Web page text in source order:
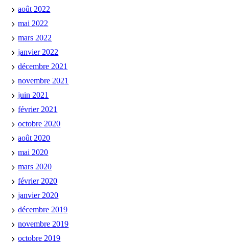
août 2022
mai 2022
mars 2022
janvier 2022
décembre 2021
novembre 2021
juin 2021
février 2021
octobre 2020
août 2020
mai 2020
mars 2020
février 2020
janvier 2020
décembre 2019
novembre 2019
octobre 2019